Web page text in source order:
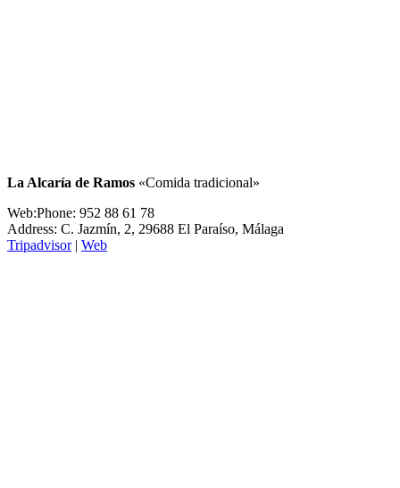
La Alcaría de Ramos «Comida tradicional»
Web:Phone: 952 88 61 78
Address: C. Jazmín, 2, 29688 El Paraíso, Málaga
Tripadvisor| Web